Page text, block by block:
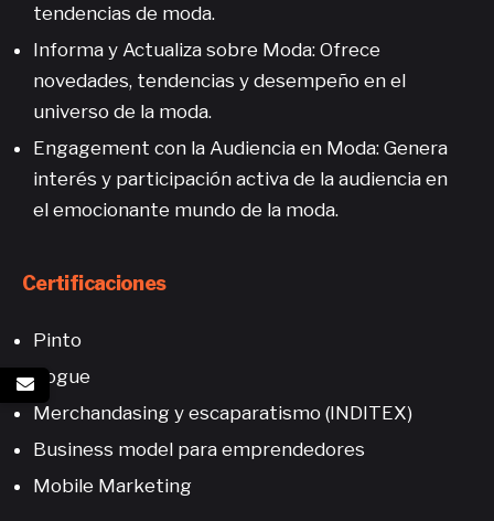
tendencias de moda.
Informa y Actualiza sobre Moda: Ofrece
novedades, tendencias y desempeño en el
universo de la moda.
Engagement con la Audiencia en Moda: Genera
interés y participación activa de la audiencia en
el emocionante mundo de la moda.
Certificaciones
Pinto
Vogue
Merchandasing y escaparatismo (INDITEX)
Business model para emprendedores
Mobile Marketing